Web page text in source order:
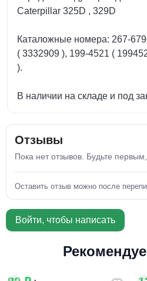
Caterpillar 325D , 329D
Каталожные номера: 267-
( 3332909 ), 199-4521 (
).
В наличии на складе и под
Отзывы
Пока нет отзывов. Будьте первым,
Оставить отзыв можно после
Войти, чтобы написать